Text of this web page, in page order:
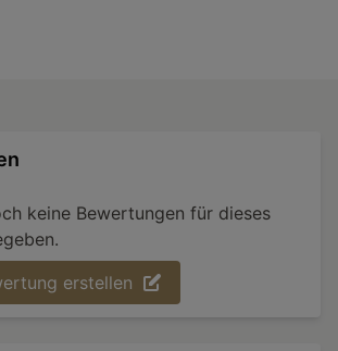
keine Bewertungen für dieses
erstellen